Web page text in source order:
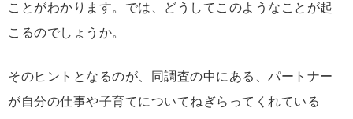
ことがわかります。では、どうしてこのようなことが起
こるのでしょうか。
そのヒントとなるのが、同調査の中にある、パートナー
が自分の仕事や子育てについてねぎらってくれている